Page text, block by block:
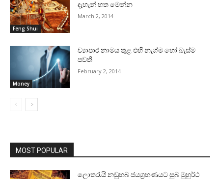
Feng Shui
දැහැන් හත මෙන්න
March 2, 2014
Money
ව්‍යාපාර නාමය තුළ එහි නැග්ම හෝ බැස්‌ම
පවතී
February 2, 2014
MOST POPULAR
ලොතරැයි නඩුහබ ජයග්‍රහණයට සුබ මුහුර්ථ